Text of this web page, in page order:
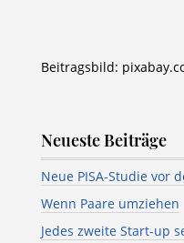
Beitragsbild:
Neueste Beiträge
Neue PISA-Studie vor
Wenn Paare umziehen
Jedes zweite Start-up